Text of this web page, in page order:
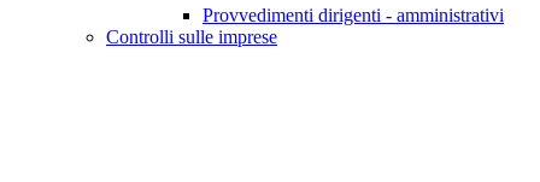
Provvedimenti dirigenti - amministrativi
Controlli sulle imprese